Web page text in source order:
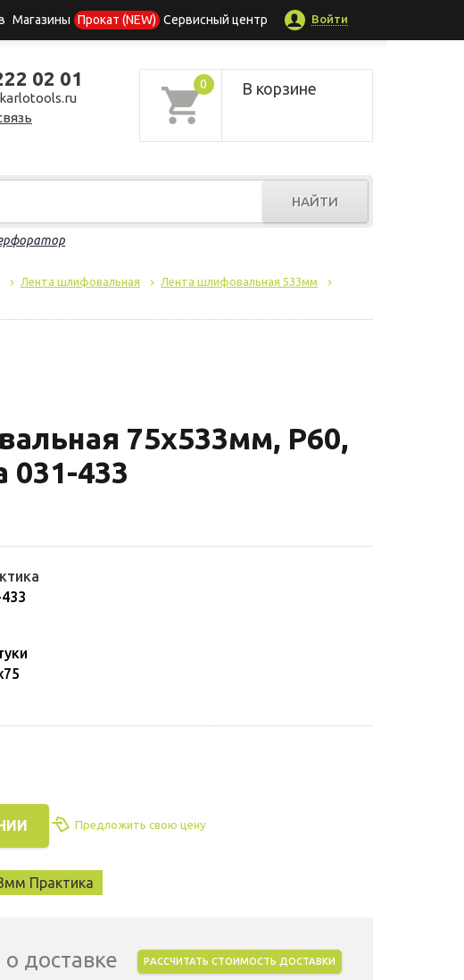
Магазины Прокат (NEW) Сервисный центр Войти
02 01 0 В корзине
НАЙТИ
Лента шлифовальная
Лента шлифовальная 533мм
75х533мм, P60,
031-433
Предложить свою цену
Практика
доставке РАССЧИТАТЬ СТОИМОСТЬ ДОСТАВКИ